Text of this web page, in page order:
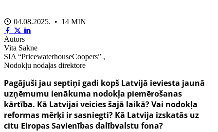
04.08.2025. • 14 MIN
Autors
Vita Sakne
SIA “PricewaterhouseCoopers” ,
Nodokļu nodaļas direktore
Pagājuši jau septiņi gadi kopš Latvijā ieviesta jaunā
uzņēmumu ienākuma nodokļa piemērošanas
kārtība. Kā Latvijai veicies šajā laikā? Vai nodokļa
reformas mērķi ir sasniegti? Kā Latvija izskatās uz
citu Eiropas Savienības dalībvalstu fona?